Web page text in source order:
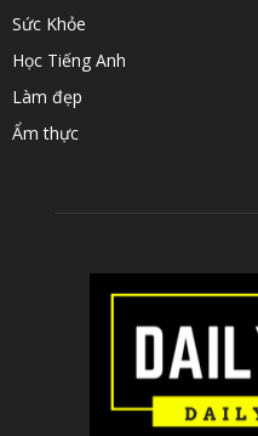
Sức Khỏe
Học Tiếng Anh
Làm đẹp
Ẩm thực